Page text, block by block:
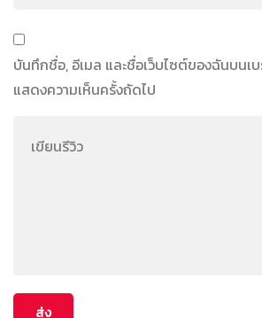
บันทึกชื่อ, อีเมล และชื่อเว็บไซต์ของฉันบนเ
แสดงความเห็นครั้งถัดไป